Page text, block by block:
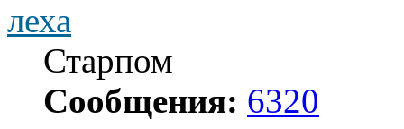
леха
Старпом
Сообщения: 6320